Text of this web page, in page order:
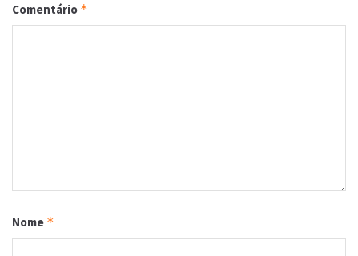
Comentário *
Nome *